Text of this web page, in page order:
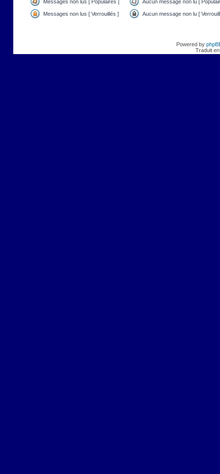
Messages non lus [ Populaires ] Aucun message non lu [
Messages non lus [ Verrouillés ] Aucun message non lu [
Powered by
Traduit